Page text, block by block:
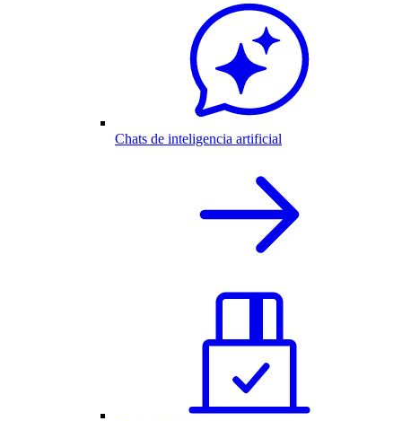
Chats de inteligencia artificial